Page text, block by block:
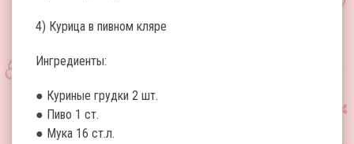
4) Курица в пивном кляре
Ингредиенты:
● Куриные грудки 2 шт.
● Пиво 1 ст.
● Мука 16 ст.л.